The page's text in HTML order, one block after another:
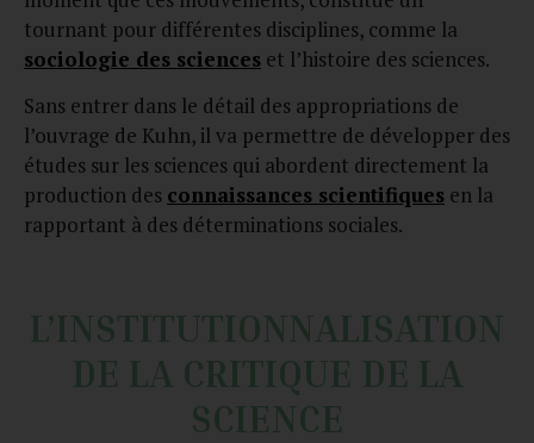
tournant pour différentes disciplines, comme la
sociologie des sciences et l’histoire des sciences.
Sans entrer dans le détail des appropriations de
l’ouvrage de Kuhn, il va permettre de développer des
études sur les sciences qui abordent directement la
production des connaissances scientifiques en la
rapportant à des déterminations sociales.
L’INSTITUTIONNALISATION
DE LA CRITIQUE DE LA
SCIENCE